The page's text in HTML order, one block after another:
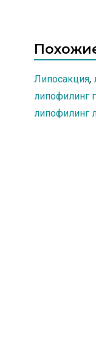
Липосакция,
липофилинг
липофилинг